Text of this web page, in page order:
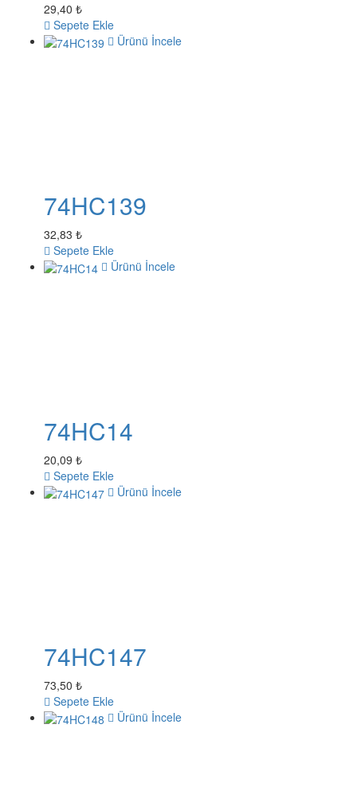
29,40 ₺
Sepete Ekle
Ürünü İncele
74HC139
32,83 ₺
Sepete Ekle
Ürünü İncele
74HC14
20,09 ₺
Sepete Ekle
Ürünü İncele
74HC147
73,50 ₺
Sepete Ekle
Ürünü İncele